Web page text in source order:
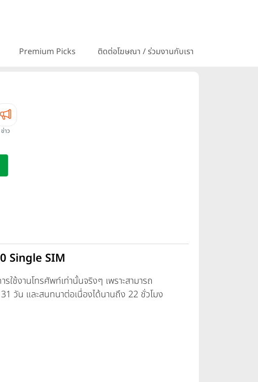
Premium Picks ติดต่อโฆษณา / ร่วมงานกับเรา
ข่าว
Single SIM
ใช้งานโทรศัพท์เท่านั้นจริงๆ เพราะสามารถ
วัน และสนทนาต่อเนื่องได้นานถึง 22 ชั่วโมง